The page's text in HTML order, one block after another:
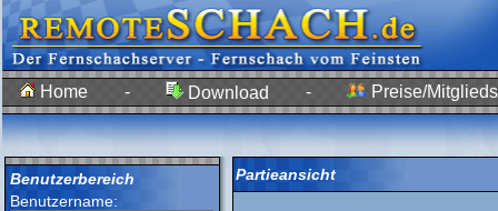
Home - Download - Preise/
Benutzerbereich
Benutzername:
Partieansicht